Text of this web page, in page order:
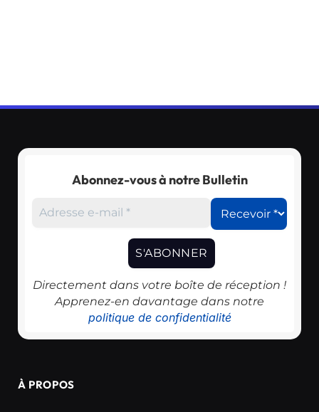
Abonnez-vous à notre Bulletin
Directement dans votre boîte de réception !
Apprenez-en davantage dans notre
politique de confidentialité
À PROPOS